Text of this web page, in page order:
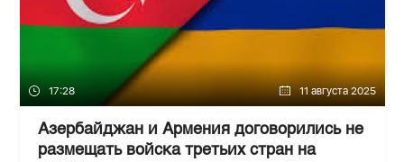
17:28 11 августа 2025
Азербайджан и Армения договорились не
размещать войска третьих стран на